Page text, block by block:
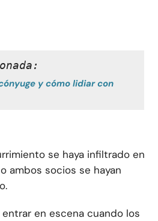
y cómo lidiar con
se haya infiltrado en
ambos socios se hayan
en escena cuando los